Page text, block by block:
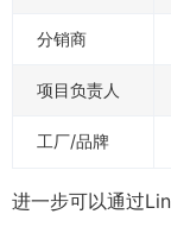
分销商
项目负责人
工厂/品牌
进一步可以通过